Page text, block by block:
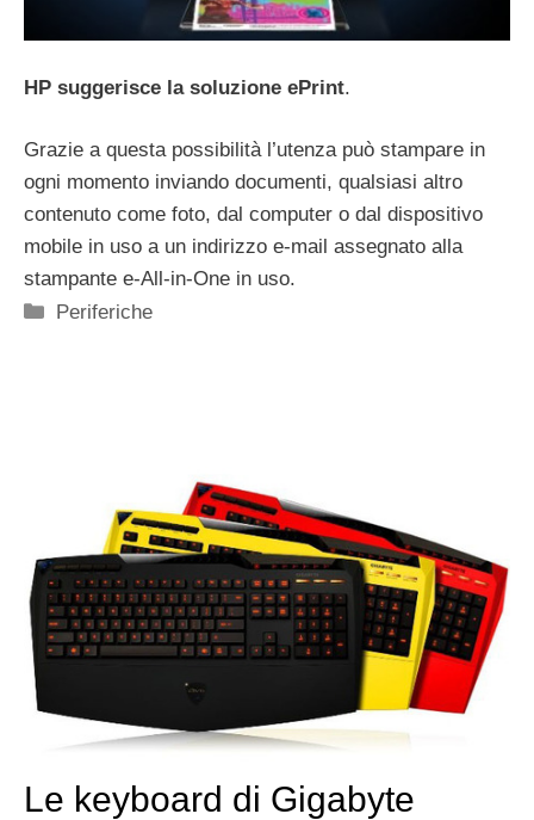
HP suggerisce la soluzione ePrint.
Grazie a questa possibilità l’utenza può stampare in
ogni momento inviando documenti, qualsiasi altro
contenuto come foto, dal computer o dal dispositivo
mobile in uso a un indirizzo e-mail assegnato alla
stampante e-All-in-One in uso.
Categorie
Periferiche
Le keyboard di Gigabyte